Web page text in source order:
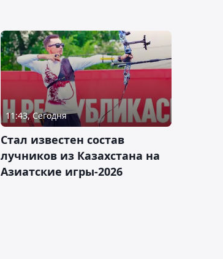
11:43, Сегодня
Стал известен состав
лучников из Казахстана на
Азиатские игры-2026